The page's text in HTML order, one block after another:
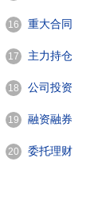
16 重大合同
17 主力持仓
18 公司投资
19 融资融券
20 委托理财